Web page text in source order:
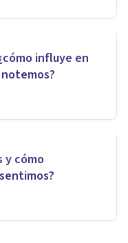
influye en
y cómo